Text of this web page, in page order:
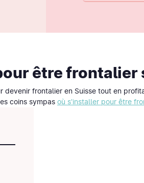
être frontalier
devenir frontalier en Suisse tout en
coins sympas où s'installer pour être